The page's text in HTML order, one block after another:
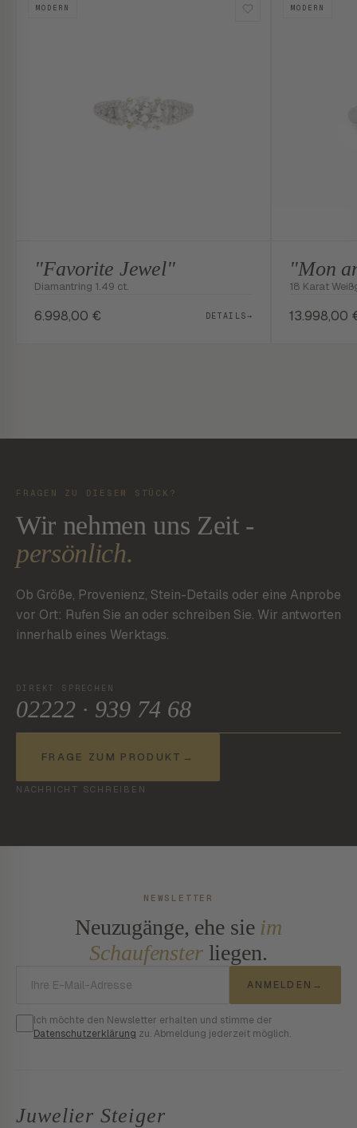
MODERN
"Favorite Jewel"
Diamantring 1.49 ct.
6.998,00 € DETAILS→
MODERN
"Mon
18 Karat
13.998,00
FRAGEN ZU DIESEM STÜCK?
Wir nehmen uns Zeit -
persönlich.
Ob Größe, Provenienz, Stein-Details oder eine Anprobe
vor Ort: Rufen Sie an oder schreiben Sie. Wir antworten
innerhalb eines Werktags.
DIREKT SPRECHEN
02222 · 939 74 68
FRAGE ZUM PRODUKT →
NACHRICHT SCHREIBEN
NEWSLETTER
Neuzugänge, ehe sie im
Schaufensterliegen.
ANMELDEN →
Ich möchte den Newsletter erhalten und stimme der
Datenschutzerklärung zu. Abmeldung jederzeit möglich.
Juwelier Steiger